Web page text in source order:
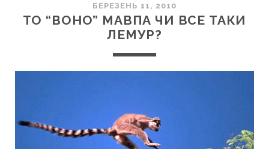
БЕРЕЗЕНЬ 11, 2010
ТО “ВОНО” МАВПА ЧИ ВСЕ ТАКИ
ЛЕМУР?